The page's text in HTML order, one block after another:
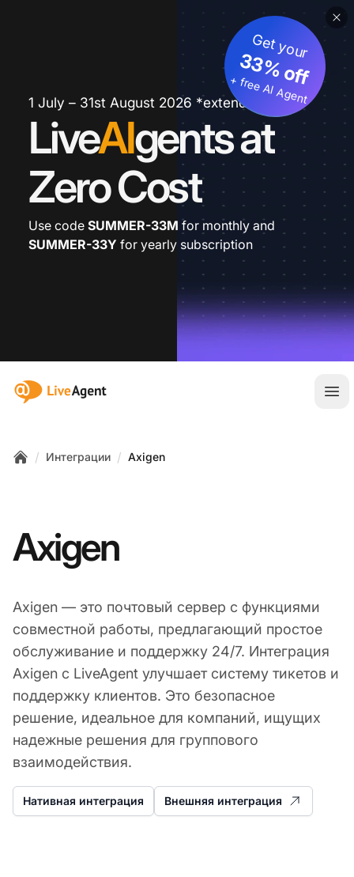
1 July – 31st August 2026 *extended
LiveAIgents at
Zero Cost
Get your
33% off
+ free AI Agent
Use code SUMMER-33M for monthly and
SUMMER-33Y for yearly subscription
:site.title
/ Интеграции / Axigen
Axigen
Axigen — это почтовый сервер с функциями
совместной работы, предлагающий простое
обслуживание и поддержку 24/7. Интеграция
Axigen с LiveAgent улучшает систему тикетов и
поддержку клиентов. Это безопасное
решение, идеальное для компаний, ищущих
надежные решения для группового
взаимодействия.
Нативная интеграция Внешняя интеграция